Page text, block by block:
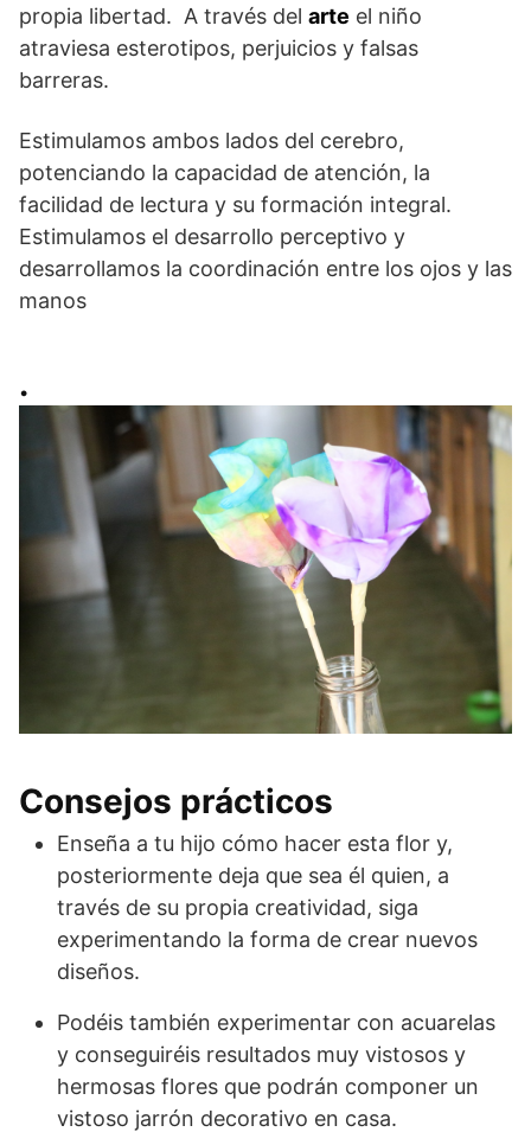
propia libertad. A través del arte el niño
atraviesa esterotipos, perjuicios y falsas
barreras.
Estimulamos ambos lados del cerebro,
potenciando la capacidad de atención, la
facilidad de lectura y su formación integral.
Estimulamos el desarrollo perceptivo y
desarrollamos la coordinación entre los ojos y las
manos
.
Consejos prácticos
Enseña a tu hijo cómo hacer esta flor y,
posteriormente deja que sea él quien, a
través de su propia creatividad, siga
experimentando la forma de crear nuevos
diseños.
Podéis también experimentar con acuarelas
y conseguiréis resultados muy vistosos y
hermosas flores que podrán componer un
vistoso jarrón decorativo en casa.